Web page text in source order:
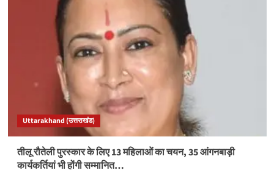
Uttarakhand (उत्तराखंड)
तीलू रौतेली पुरस्कार के लिए 13 महिलाओं का चयन, 35 आंगनबाड़ी
कार्यकर्तियां भी होंगी सम्मानित…